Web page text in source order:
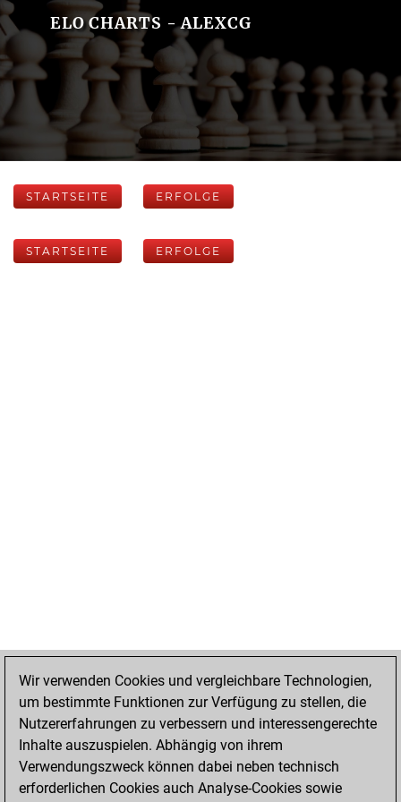
ELO CHARTS - ALEXCG
STARTSEITE ERFOLGE
STARTSEITE ERFOLGE
Wir verwenden Cookies und vergleichbare Technologien,
um bestimmte Funktionen zur Verfügung zu stellen, die
Nutzererfahrungen zu verbessern und interessengerechte
Inhalte auszuspielen. Abhängig von ihrem
Verwendungszweck können dabei neben technisch
erforderlichen Cookies auch Analyse-Cookies sowie